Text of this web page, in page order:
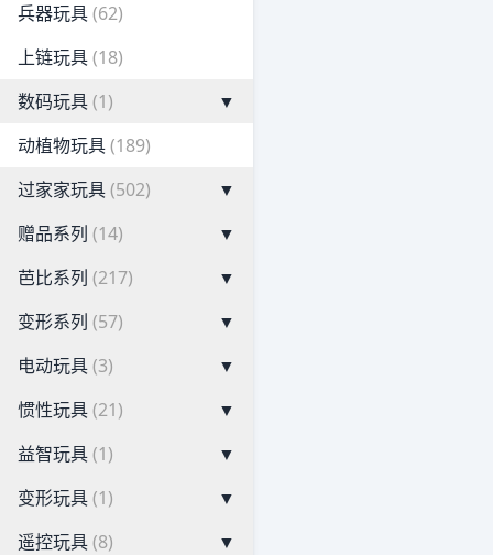
兵器玩具(62)
上链玩具(18)
数码玩具(1)
▼
动植物玩具(189)
过家家玩具(502)
▼
赠品系列 (14)
▼
芭比系列 (217)
▼
变形系列 (57)
▼
电动玩具(3)
▼
惯性玩具(21)
▼
益智玩具(1)
▼
变形玩具(1)
▼
遥控玩具(8) ▼